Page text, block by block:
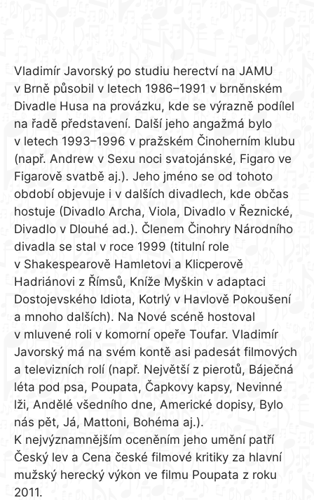
Vladimír Javorský po studiu herectví na JAMU
v Brně působil v letech 1986–1991 v brněnském
Divadle Husa na provázku, kde se výrazně podílel
na řadě představení. Další jeho angažmá bylo
v letech 1993–1996 v pražském Činoherním klubu
(např. Andrew v Sexu noci svatojánské, Figaro ve
Figarově svatbě aj.). Jeho jméno se od tohoto
období objevuje i v dalších divadlech, kde občas
hostuje (Divadlo Archa, Viola, Divadlo v Řeznické,
Divadlo v Dlouhé ad.). Členem Činohry Národního
divadla se stal v roce 1999 (titulní role
v Shakespearově Hamletovi a Klicperově
Hadriánovi z Římsů, Kníže Myškin v adaptaci
Dostojevského Idiota, Kotrlý v Havlově Pokoušení
a mnoho dalších). Na Nové scéně hostoval
v mluvené roli v komorní opeře Toufar. Vladimír
Javorský má na svém kontě asi padesát filmových
a televizních rolí (např. Největší z pierotů, Báječná
léta pod psa, Poupata, Čapkovy kapsy, Nevinné
lži, Andělé všedního dne, Americké dopisy, Bylo
nás pět, Já, Mattoni, Bohéma aj.).
K nejvýznamnějším oceněním jeho umění patří
Český lev a Cena české filmové kritiky za hlavní
mužský herecký výkon ve filmu Poupata z roku
2011.